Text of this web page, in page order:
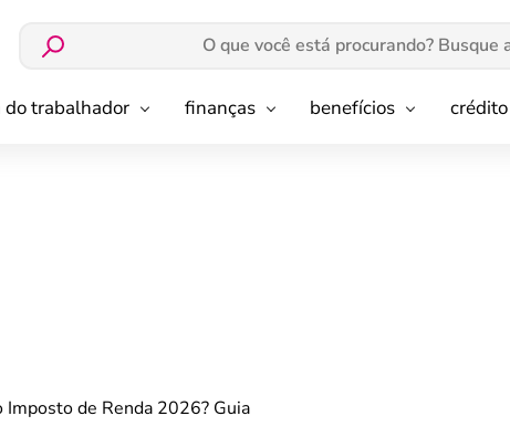
do trabalhador finanças benefícios
de Renda 2026? Guia